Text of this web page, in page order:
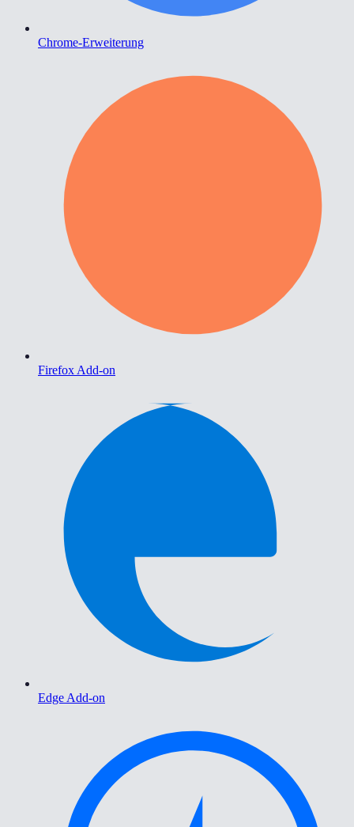
Chrome-Erweiterung
Firefox Add-on
Edge Add-on